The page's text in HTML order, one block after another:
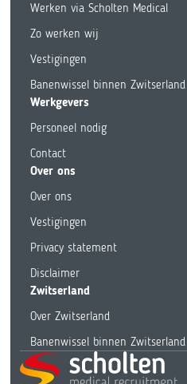
Werken via Scholten Medical
Zo werken wij
Vestigingen
Banenwissel binnen Zwitserland
Werkgevers
Personeel nodig
Contact
Over ons
Over ons
Vestigingen
Privacy statement
Disclaimer
Zwitserland
Over Zwitserland
Banenwissel binnen Zwitserland